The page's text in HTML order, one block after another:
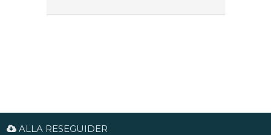
ALLA RESEGUIDER